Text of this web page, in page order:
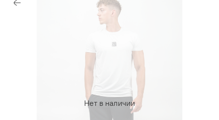
Нет в наличии